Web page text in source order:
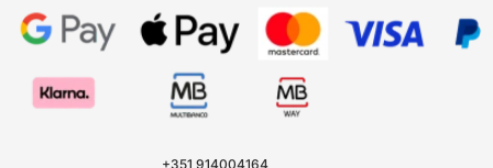
+351 914004164
Política de privacidade
Termos do serviço